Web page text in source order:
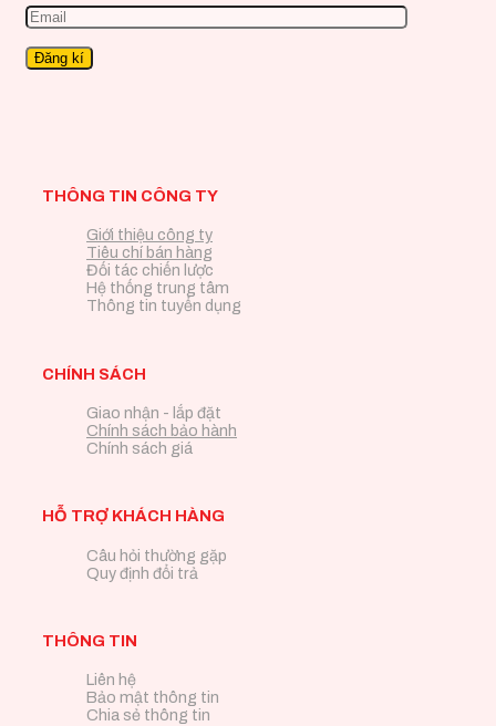
THÔNG TIN CÔNG TY
Giới thiệu công ty
Tiêu chí bán hàng
Đối tác chiến lược
Hệ thống trung tâm
Thông tin tuyển dụng
CHÍNH SÁCH
Giao nhận - lắp đặt
Chính sách bảo hành
Chính sách giá
HỖ TRỢ KHÁCH HÀNG
Câu hỏi thường gặp
Quy định đổi trả
THÔNG TIN
Liên hệ
Bảo mật thông tin
Chia sẻ thông tin